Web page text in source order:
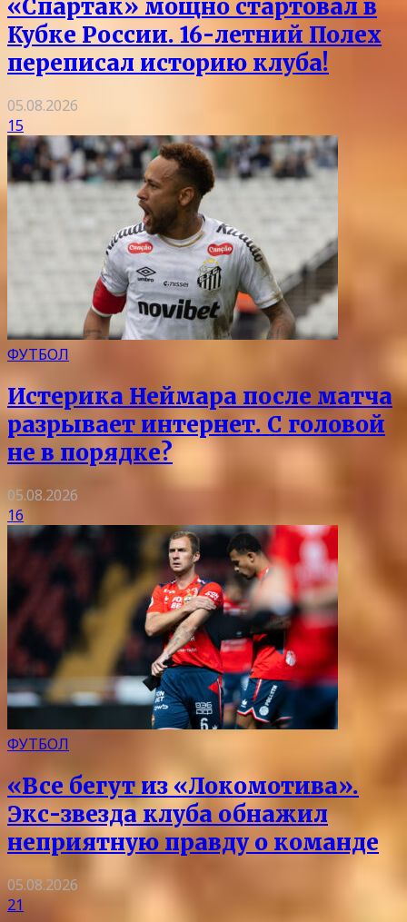
«Спартак» мощно стартовал в
Кубке России. 16-летний Полех
переписал историю клуба!
05.08.2026
15
ФУТБОЛ
Истерика Неймара после матча
разрывает интернет. С головой
не в порядке?
05.08.2026
16
ФУТБОЛ
«Все бегут из «Локомотива».
Экс-звезда клуба обнажил
неприятную правду о команде
05.08.2026
21